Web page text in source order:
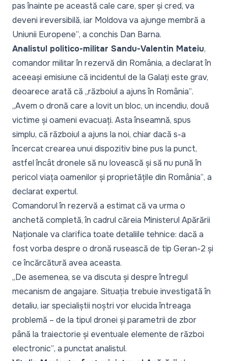
pas înainte pe această cale care, sper și cred, va
deveni ireversibilă, iar Moldova va ajunge membră a
Uniunii Europene”, a conchis Dan Barna.
Analistul politico-militar Sandu-Valentin Mateiu,
comandor militar în rezervă din România, a declarat în
aceeași emisiune că incidentul de la Galați este grav,
deoarece arată că „războiul a ajuns în România”.
„Avem o dronă care a lovit un bloc, un incendiu, două
victime și oameni evacuați. Asta înseamnă, spus
simplu, că războiul a ajuns la noi, chiar dacă s-a
încercat crearea unui dispozitiv bine pus la punct,
astfel încât dronele să nu lovească și să nu pună în
pericol viața oamenilor și proprietățile din România”, a
declarat expertul.
Comandorul în rezervă a estimat că va urma o
anchetă completă, în cadrul căreia Ministerul Apărării
Naționale va clarifica toate detaliile tehnice: dacă a
fost vorba despre o dronă rusească de tip Geran-2 și
ce încărcătură avea aceasta.
„De asemenea, se va discuta și despre întregul
mecanism de angajare. Situația trebuie investigată în
detaliu, iar specialiștii noștri vor elucida întreaga
problemă – de la tipul dronei și parametrii de zbor
până la traiectorie și eventuale elemente de război
electronic”, a punctat analistul.